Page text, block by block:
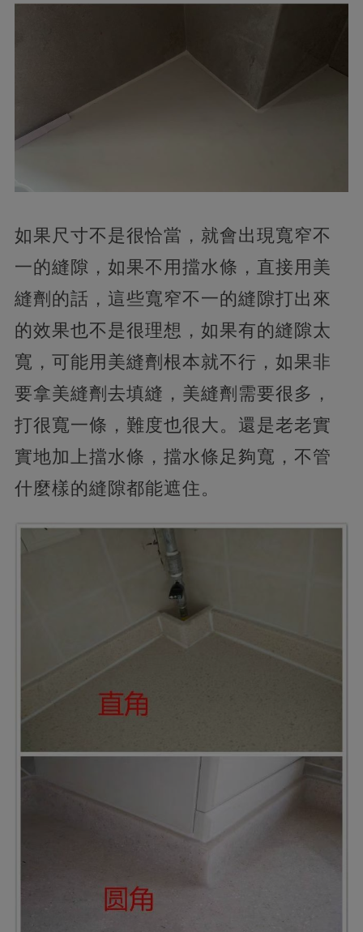
如果尺寸不是很恰當，就會出現寬窄不
一的縫隙，如果不用擋水條，直接用美
縫劑的話，這些寬窄不一的縫隙打出來
的效果也不是很理想，如果有的縫隙太
寬，可能用美縫劑根本就不行，如果非
要拿美縫劑去填縫，美縫劑需要很多，
打很寬一條，難度也很大。還是老老實
實地加上擋水條，擋水條足夠寬，不管
什麼樣的縫隙都能遮住。